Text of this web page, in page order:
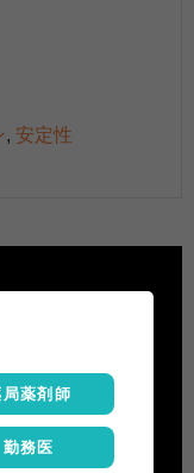
, 安定性
局薬剤師
勤務医